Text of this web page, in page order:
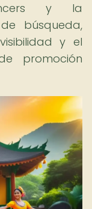
y la
búsqueda,
y el
promoción